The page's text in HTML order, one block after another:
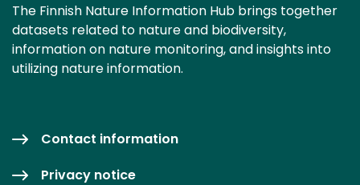
The Finnish Nature Information Hub brings together
datasets related to nature and biodiversity,
information on nature monitoring, and insights into
utilizing nature information.
Contact information
Privacy notice